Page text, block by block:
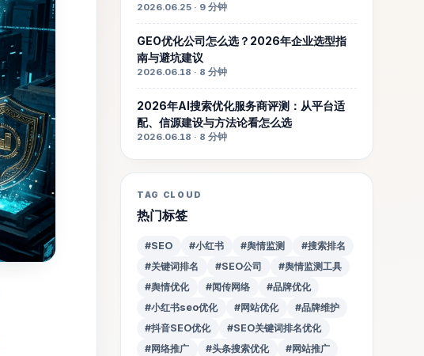
2026.06.25 · 9 分钟
GEO优化公司怎么选？2026年企业选型指
南与避坑建议
2026.06.18 · 8 分钟
2026年AI搜索优化服务商评测：从平台适
配、信源建设与方法论看怎么选
2026.06.18 · 8 分钟
TAG CLOUD
热门标签
#SEO #小红书 #舆情监测
#搜索排名
#关键词排名
#SEO公司
#舆情监测工具
#舆情优化
#闻传网络
#品牌优化
#小红书seo优化
#网站优化
#品牌维护
#抖音SEO优化
#SEO关键词排名优化
#网络推广
#头条搜索优化
#网站推广